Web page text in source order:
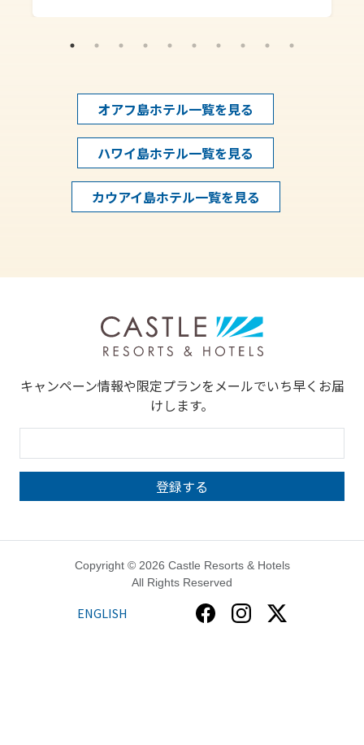
オアフ島ホテル一覧を見る
ハワイ島ホテル一覧を見る
カウアイ島ホテル一覧を見る
キャンペーン情報や限定プランをメールでいち早くお届
けします。
Copyright © 2026 Castle Resorts & Hotels
All Rights Reserved
ENGLISH